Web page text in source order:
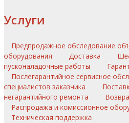
Услуги
Предпродажное обследование
оборудования
Доставка
пусконаладочные работы
Послегарантийное сервисное
специалистов заказчика
негарантийного ремонта
Распродажа и комиссионное
Техническая поддержка